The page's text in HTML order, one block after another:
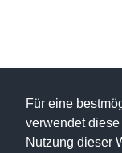
Für eine
verwendet
Nutzung dieser